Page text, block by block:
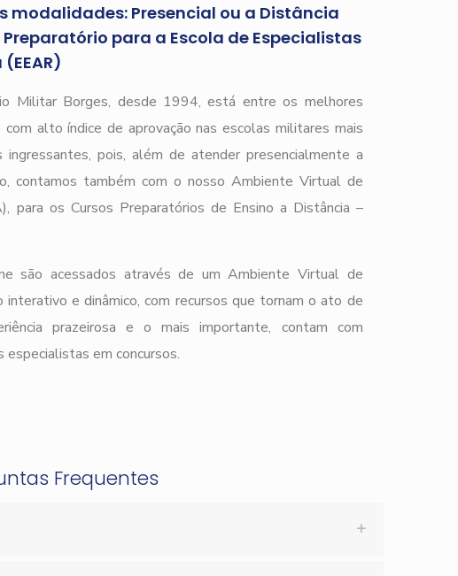
modalidades: Presencial ou a Distância
para a Escola de Especialistas
Militar Borges, desde 1994, está entre os melhores
com alto índice de aprovação nas escolas militares mais
pois, além de atender presencialmente a
contamos também com o nosso Ambiente Virtual de
para os Cursos Preparatórios de Ensino a Distância –
são acessados através de um Ambiente Virtual de
interativo e dinâmico, com recursos que tornam o ato de
prazeirosa e o mais importante, contam com
em concursos.
Frequentes